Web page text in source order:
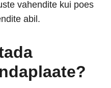
vahendite kui poes
abil.